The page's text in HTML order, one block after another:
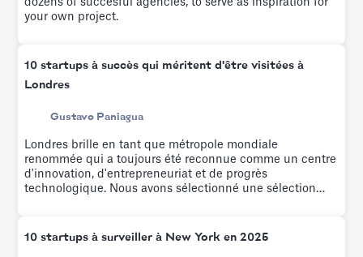
dozens of succesful agencies, to serve as inspiration for
your own project.
10 startups à succès qui méritent d'être visitées à
Londres
Gustavo Paniagua
Londres brille en tant que métropole mondiale
renommée qui a toujours été reconnue comme un centre
d'innovation, d'entrepreneuriat et de progrès
technologique. Nous avons sélectionné une sélection
10 startups à surveiller à New York en 2025